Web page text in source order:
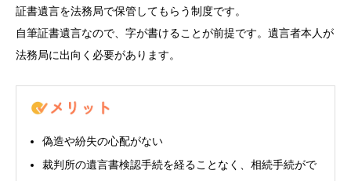
証書遺言を法務局で保管してもらう制度です。
自筆証書遺言なので、字が書けることが前提です。遺言者本人が
法務局に出向く必要があります。
偽造や紛失の心配がない
裁判所の遺言書検認手続を経ることなく、相続手続がで